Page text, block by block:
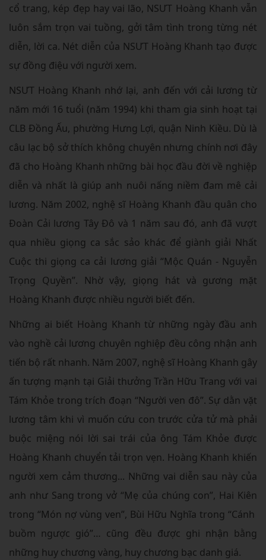
cổ trang, kép đẹp hay vai lão, NSƯT Hoàng Khanh vẫn
luôn sắm trọn vai tuồng, gởi tâm tình trong từng nét
diễn, lời ca. Nét diễn của NSƯT Hoàng Khanh tạo được
sự đồng điệu với người xem.
NSƯT Hoàng Khanh nhớ lại, anh đến với cải lương từ
năm mới 16 tuổi (năm 1994) khi tham gia sinh hoạt tại
CLB Đồng Ấu, phường Hưng Lợi, quận Ninh Kiều. Dù là
câu lạc bộ sở thích không chuyên nhưng chính nơi đây
đã cho Hoàng Khanh những bài học đầu đời về nghiệp
diễn và nhất là giúp anh nuôi nấng niềm đam mê cải
lương. Năm 2002, nghệ sĩ Hoàng Khanh đầu quân cho
Đoàn Cải lương Tây Đô và 1 năm sau đó, anh đã vượt
qua nhiều giọng ca sắc sảo khác để giành giải Nhất
Cuộc thi giọng ca cải lương giải “Mộc Quán - Nguyễn
Trọng Quyền”. Nhờ vậy, giọng hát và gương mặt
Hoàng Khanh được nhiều người biết đến.
Những ai biết Hoàng Khanh từ những ngày đầu anh
vào nghề cải lương chuyên nghiệp đều công nhận anh
tiến bộ rất nhanh. Năm 2007, nghệ sĩ Hoàng Khanh gây
ấn tượng mạnh tại Giải thưởng Trần Hữu Trang với vai
Tám Khỏe trong trích đoạn “Người ven đô”. Sự dằn vặt
lương tâm khi vì muốn cứu con trước cửa tử mà phải
buộc miệng nói lời sai trái của ông Tám Khỏe được
Hoàng Khanh chuyển tải trọn vẹn. Hoàng Khanh khiến
người xem cảm thương... Những vai diễn sau này của
anh như Sang trong vở “Mẹ của chúng con”, Hai Kiên
trong “Món nợ vùng ven”, Bùi Hữu Nghĩa trong “Cánh
buồm ngược gió”… cũng đều được ghi nhận bằng
những huy chương vàng, huy chương bạc danh giá.